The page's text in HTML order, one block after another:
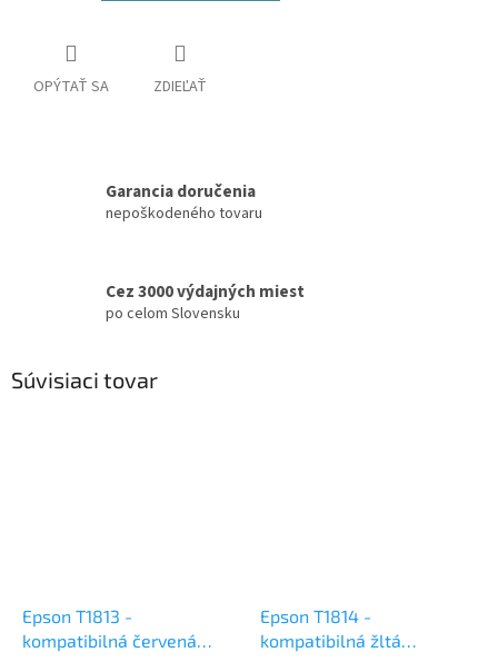
OPÝTAŤ SA ZDIEĽAŤ
Garancia doručenia
nepoškodeného tovaru
Cez 3000 výdajných miest
po celom Slovensku
Súvisiaci tovar
Epson T1813 -
kompatibilná červená
Epson T1814 -
kompatibilná žltá